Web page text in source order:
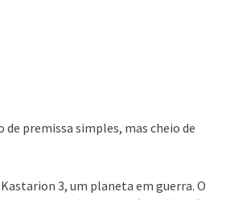
de premissa simples, mas cheio de
3, um planeta em guerra. O